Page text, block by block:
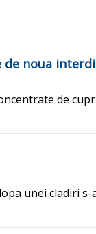
de noua
de
unei cladiri